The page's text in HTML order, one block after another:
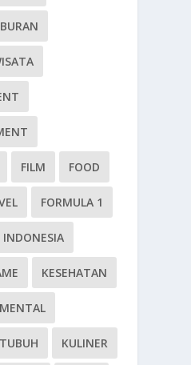
FILM FOOD
FORMULA 1
INDONESIA
KESEHATAN
KULINER